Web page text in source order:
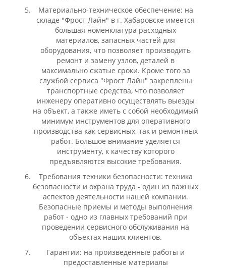
Материально-техническое обеспечение: на
складе "Фрост Лайн" в г. Хабаровске имеется
большая номенклатура расходных
материалов, запасных частей для
оборудования, что позволяет производить
ремонт и замену узлов, деталей в
максимально сжатые сроки. Кроме того за
службой сервиса "Фрост Лайн" закреплены
транспортные средства, что позволяет
инженеру оперативно осуществлять выезды
на объект, а также иметь с собой необходимый
минимум инструментов для оперативного
производства как сервисных, так и ремонтных
работ. Большое внимание уделяется
инструменту, к качеству которого
предъявляются высокие требования.
Требования техники безопасности: техника
безопасности и охрана труда - один из важных
аспектов деятельности нашей компании.
Безопасные приемы и методы выполнения
работ - одно из главных требований при
проведении сервисного обслуживания на
объектах наших клиентов.
Гарантии: на произведенные работы и
предоставленные материалы